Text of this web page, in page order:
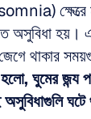
ক্ষেত্রে
অসুবিধা হয়।
জেগে থাকার
ঘুমের জন্য
অসুবিধাগুলি